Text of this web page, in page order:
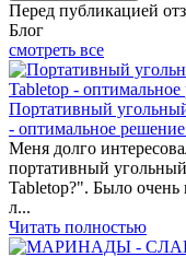
Перед публикацией
Блог
смотреть все
Портативный
- оптимальное
Меня долго
портативный
Tabletop?". Было очень
л...
Читать полностью